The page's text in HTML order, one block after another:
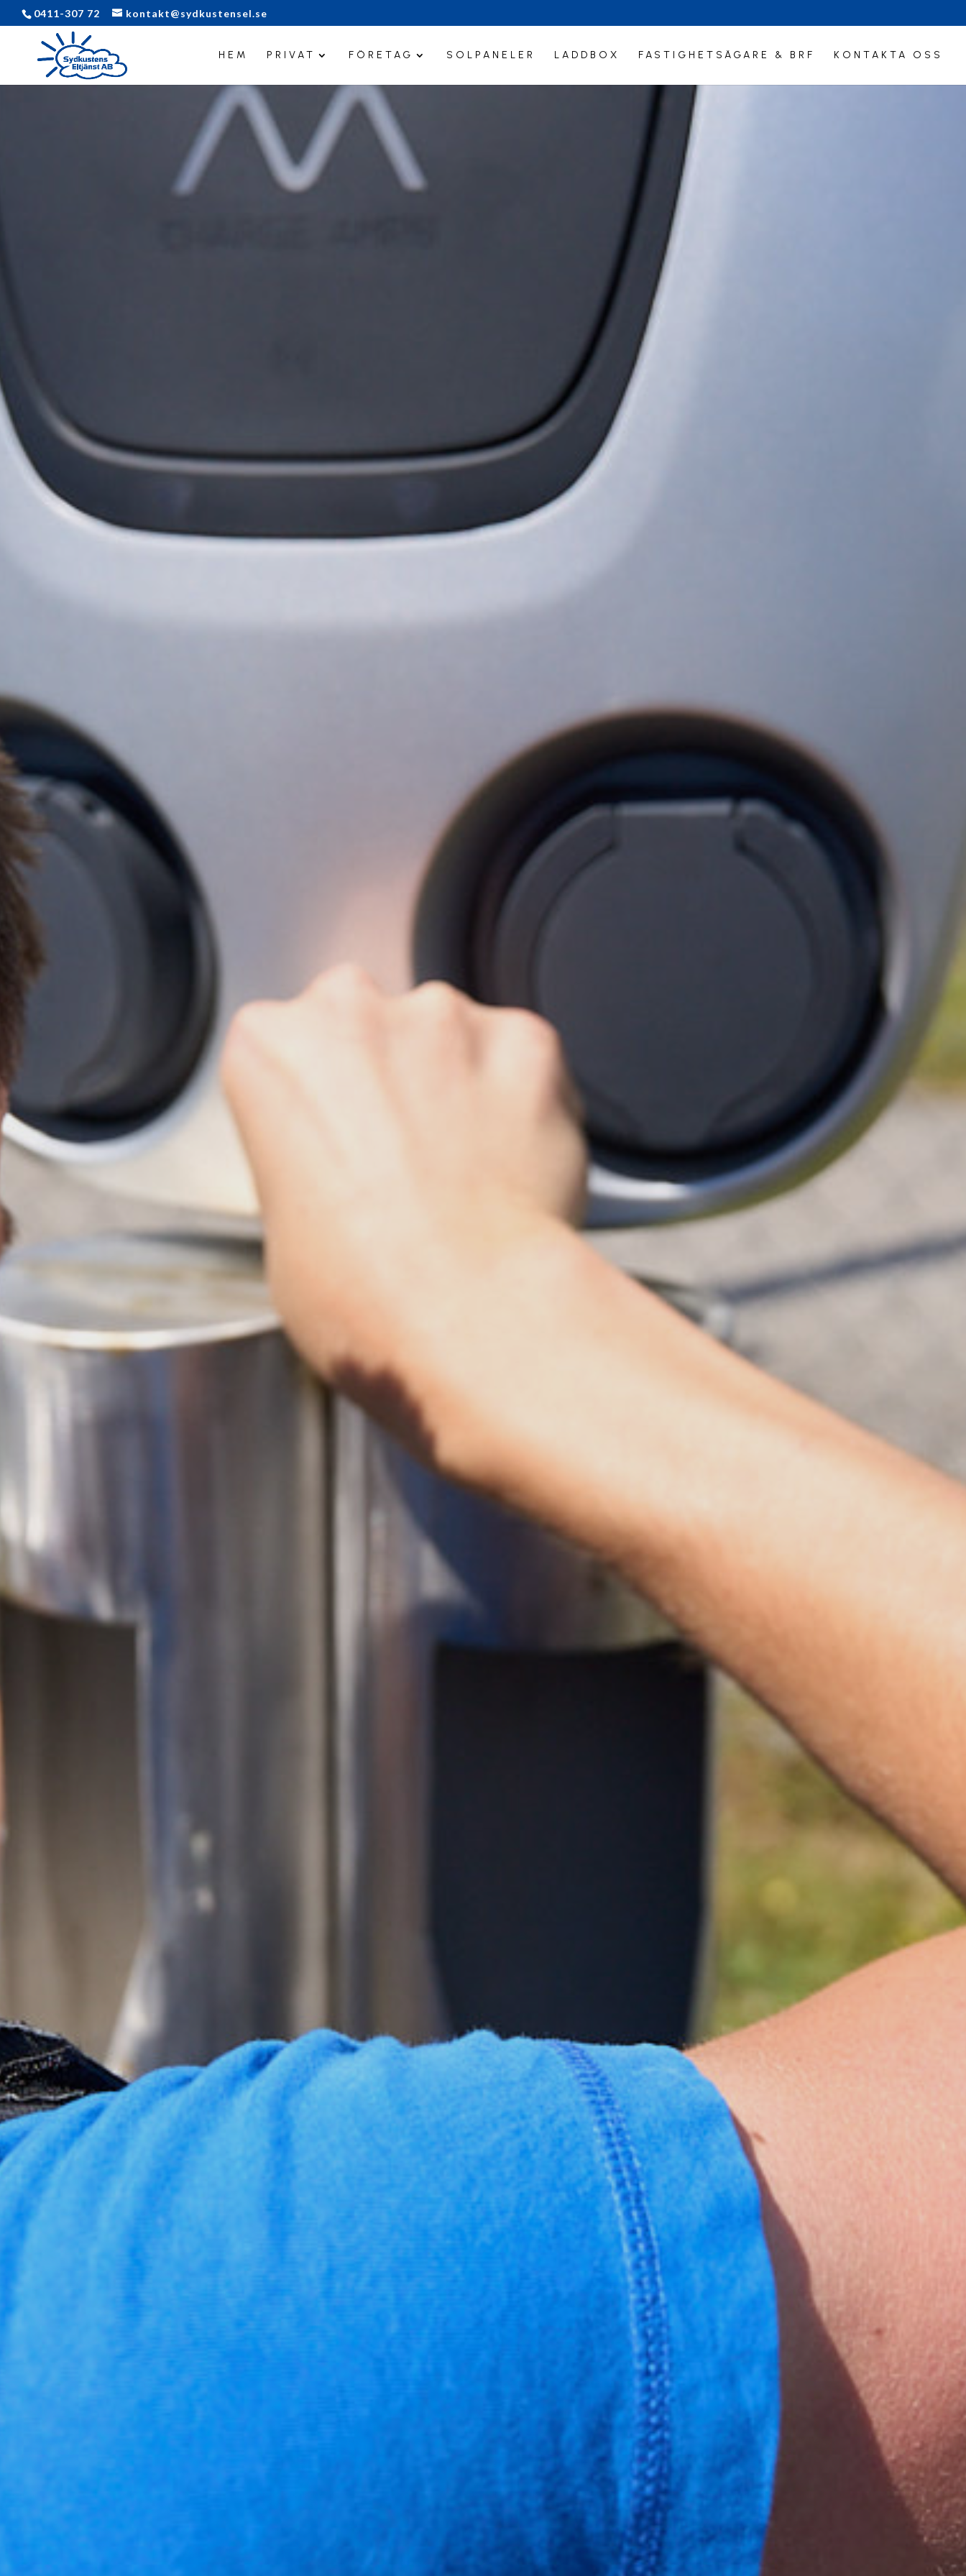
0411-307 72 kontakt@sydkustensel.se
HEM PRIVAT FÖRETAG SOLPANELER LADDBOX FASTIGHETSÄGARE & BRF KONTAKTA OSS